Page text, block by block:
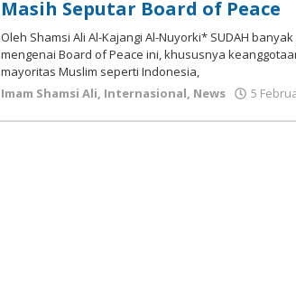
Masih Seputar Board of Peace
Oleh Shamsi Ali Al-Kajangi Al-Nuyorki* SUDAH
mengenai Board of Peace ini, khususnya
mayoritas Muslim seperti Indonesia,
Imam Shamsi Ali, Internasional, News 5